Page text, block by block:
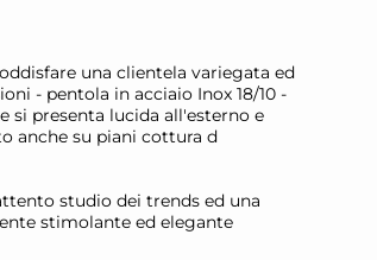
una clientela variegata ed
- pentola in acciaio Inox 18/10 -
si presenta lucida all'esterno e
anche su piani cottura d
studio dei trends ed una
stimolante ed elegante